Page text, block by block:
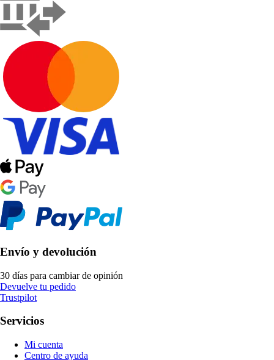
Envío y devolución
30 días para cambiar de opinión
Devuelve tu pedido
Trustpilot
Servicios
Mi cuenta
Centro de ayuda